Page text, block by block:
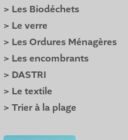
> Les Biodéchets
> Le verre
> Les Ordures Ménagères
> Les encombrants
> DASTRI
> Le textile
> Trier à la plage